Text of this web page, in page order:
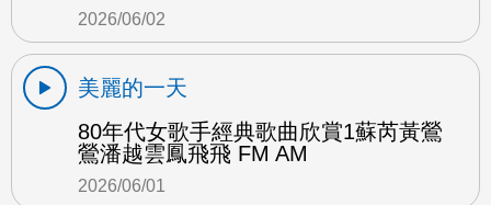
2026/06/02
美麗的一天
80年代女歌手經典歌曲欣賞1蘇芮黃鶯
鶯潘越雲鳳飛飛 FM AM
2026/06/01